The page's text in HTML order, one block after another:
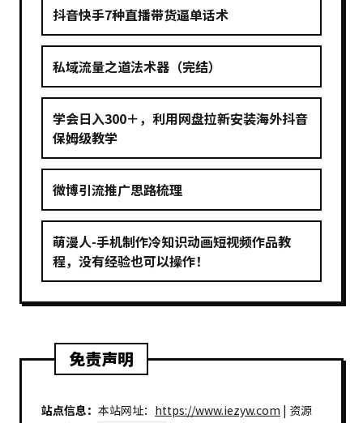
抖音快手7种直播带货逼单话术
私域流量之道法术器（完结）
学会日入300＋，利用网盘拉新安装海外抖音
保姆级教学
微博引流推广思路梳理
萌漫人-手机制作冷知识动画短视频作品教
程，没有经验也可以操作！
免责声明
站点信息： 本站网址： https://www.iezyw.com | 资源